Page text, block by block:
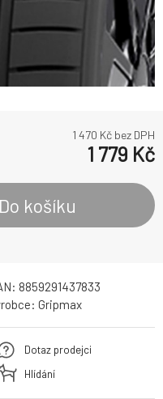
1 470 Kč bez DPH
1 779 Kč
Do košíku
8859291437833
Gripmax
Dotaz prodejci
Hlídání